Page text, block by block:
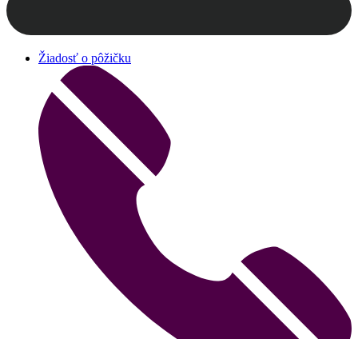
Žiadosť o pôžičku